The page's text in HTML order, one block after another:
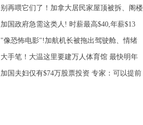
别再喂它们了！加拿大居民家屋顶被拆、阁楼
加国政府急需这类人! 时薪最高$40,年薪$13
"像恐怖电影"!加航机长被拖出驾驶舱、情绪
大手笔！大温这里要建万人体育馆 最快明年
加国夫妇仅有$74万股票投资 专家：可以提前